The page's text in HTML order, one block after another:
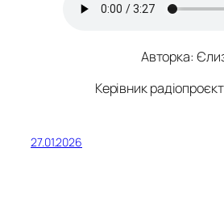
Авторка:
Керівник
27.01.2026